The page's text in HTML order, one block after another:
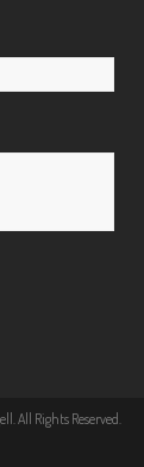
All Rights Reserved.